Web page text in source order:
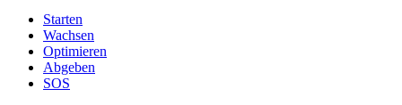
Starten
Wachsen
Optimieren
Abgeben
SOS